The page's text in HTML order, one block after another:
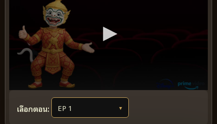
เลือกตอน: ▼